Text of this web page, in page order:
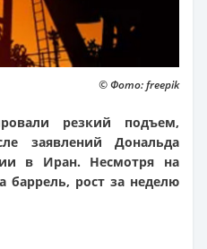
© Фото: freepik
резкий подъем,
заявлений Дональда
в Иран. Несмотря на
баррель, рост за неделю